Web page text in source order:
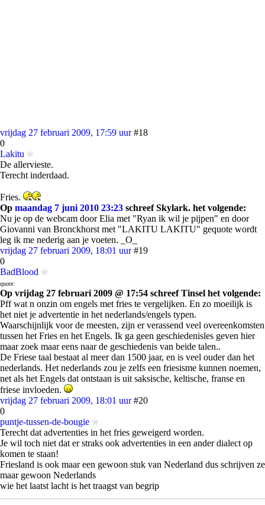
vrijdag 27 februari 2009, 17:59 uur #18
0
Lakitu
De allervieste.
Terecht inderdaad.
Fries.
Op maandag 7 juni 2010 23:23 schreef Skylark. het volgende:
Nu je op de webcam door Elia met "Ryan ik wil je pijpen" en door
Giovanni van Bronckhorst met "LAKITU LAKITU" gequote wordt
leg ik me nederig aan je voeten. _O_
vrijdag 27 februari 2009, 18:01 uur #19
0
BadBlood
quote:
Op vrijdag 27 februari 2009 @ 17:54 schreef Tinsel het volgende:
Pff wat n onzin om engels met fries te vergelijken. En zo moeilijk is
het niet je advertentie in het nederlands/engels typen.
Waarschijnlijk voor de meesten, zijn er verassend veel overeenkomsten
tussen het Fries en het Engels. Ik ga geen geschiedenisles geven hier
maar zoek maar eens naar de geschiedenis van beide talen..
De Friese taal bestaat al meer dan 1500 jaar, en is veel ouder dan het
nederlands. Het nederlands zou je zelfs een friesisme kunnen noemen,
net als het Engels dat ontstaan is uit saksische, keltische, franse en
friese invloeden.
vrijdag 27 februari 2009, 18:01 uur #20
0
puntje-tussen-de-bougie
Terecht dat advertenties in het fries geweigerd worden.
Je wil toch niet dat er straks ook advertenties in een ander dialect op
komen te staan!
Friesland is ook maar een gewoon stuk van Nederland dus schrijven ze
maar gewoon Nederlands
wie het laatst lacht is het traagst van begrip